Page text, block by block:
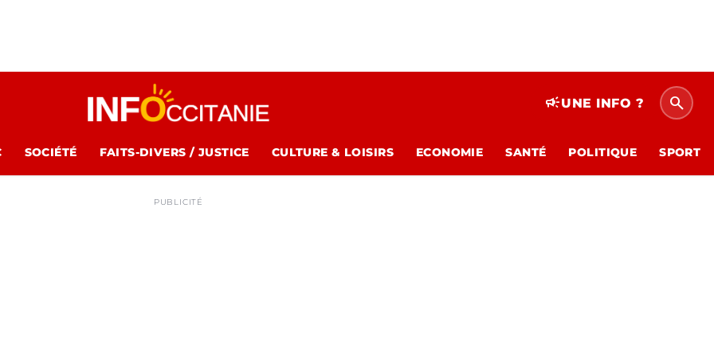
campaignUNE INFO ? search
SOCIÉTÉ FAITS-DIVERS / JUSTICE CULTURE & LOISIRS ECONOMIE SANTÉ POLITIQUE SPORT
PUBLICITÉ